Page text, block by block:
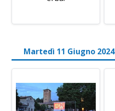
Martedì 11 Giugno 2024